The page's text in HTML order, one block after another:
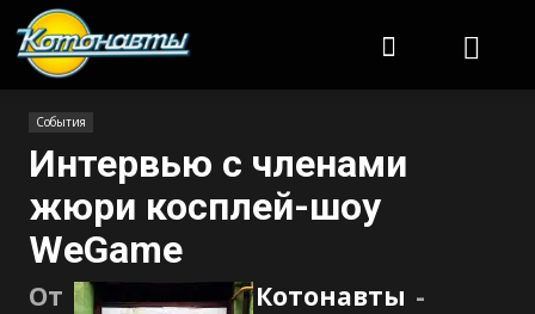
События
Интервью с членами
жюри косплей-шоу
WeGame
От Котонавты -